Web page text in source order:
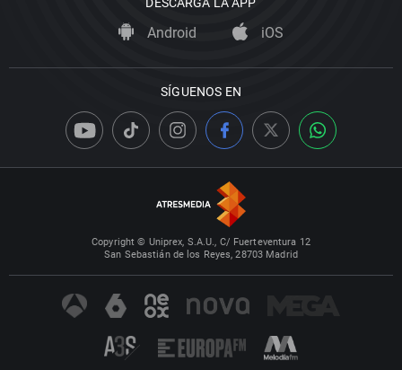
Android iOS
SÍGUENOS EN
Copyright © Uniprex, S.A.U., C/ Fuerteventura 12
San Sebastián de los Reyes, 28703 Madrid